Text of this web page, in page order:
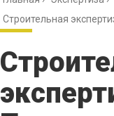
Строительная